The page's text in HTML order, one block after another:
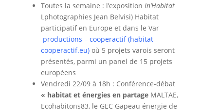
Toutes la semaine : l’exposition In’Habitat
Lphotographies Jean Belvisi) Habitat
participatif en Europe et dans le Var
productions – cooperactif (habitat-
cooperactif.eu) où 5 projets varois seront
présentés, parmi un panel de 15 projets
européens
Vendredi 22/09 à 18h : Conférence-débat
« habitat et énergies en partage MALTAE,
Ecohabitons83, le GEC Gapeau énergie de